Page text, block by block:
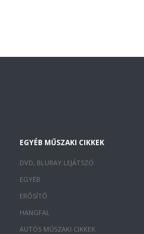
EGYÉB MŰSZAKI CIKKEK
DVD, BLURAY LEJÁTSZÓ
EGYÉB
ERŐSÍTŐ
HANGFAL
AUTÓS MŰSZAKI CIKKEK